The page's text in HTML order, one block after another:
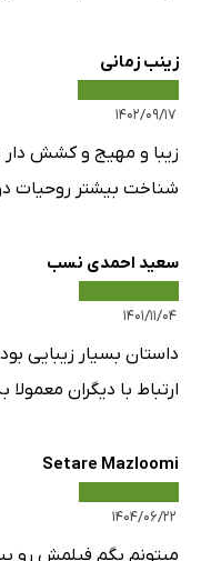
زینب زمانی
۱۴۰۲/۰۹/۱۷
زیبا و مهیج و کشش دار
شناخت بیشتر روحیات
سعید احمدی نسب
۱۴۰۱/۱۱/۰۴
داستان بسیار زیبایی
ارتباط با دیگران
Setare Mazloomi
۱۴۰۴/۰۶/۲۲
میتونم بگم فیلمش رو